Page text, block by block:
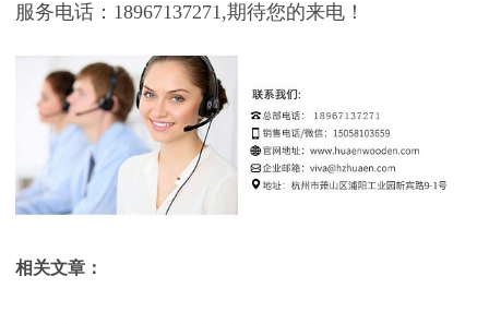
服务电话： 18967137271,期待您的来电！
相关文章：